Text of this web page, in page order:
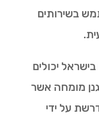
בשירותים
בישראל יכולים
מומחה אשר
על ידי